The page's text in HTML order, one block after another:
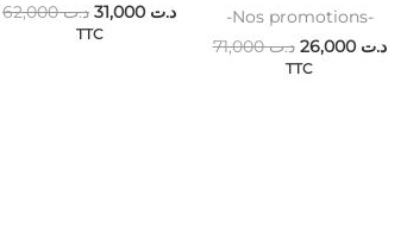
د.ت62,000 د.ت
TTC
-Nos promotions-
د.ت71,000 د.ت 26,000
TTC